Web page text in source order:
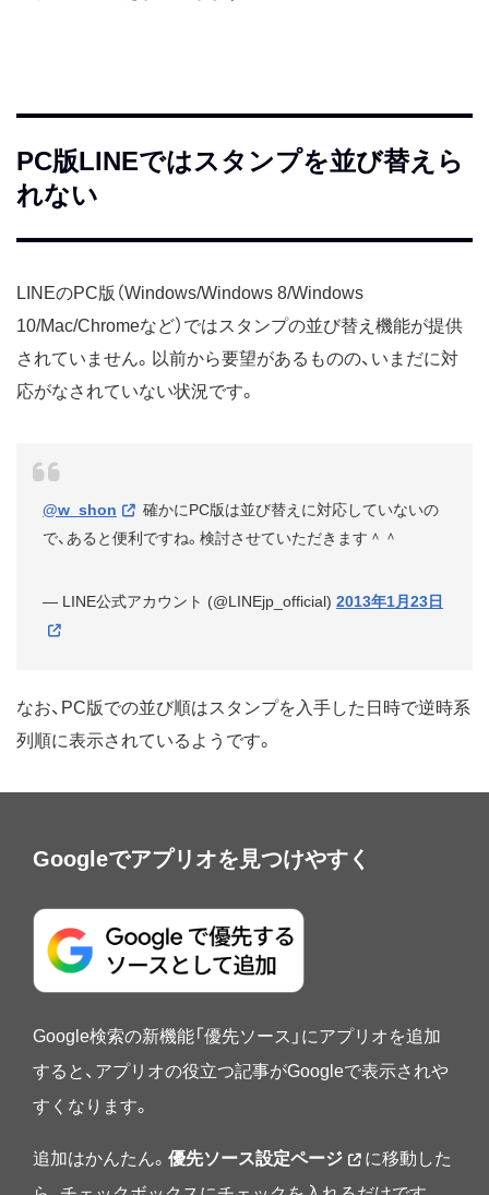
PC版LINEではスタンプを並び替えら
れない
LINEのPC版（Windows/Windows 8/Windows
10/Mac/Chromeなど）ではスタンプの並び替え機能が提供
されていません。以前から要望があるものの、いまだに対
応がなされていない状況です。
@w_shon
確かにPC版は並び替えに対応していないの
で、あると便利ですね。検討させていただきます＾＾
— LINE公式アカウント (@LINEjp_official) 2013年1月23日
なお、PC版での並び順はスタンプを入手した日時で逆時系
列順に表示されているようです。
Googleでアプリオを見つけやすく
Google検索の新機能「優先ソース」にアプリオを追加
すると、アプリオの役立つ記事がGoogleで表示されや
すくなります。
追加はかんたん。 優先ソース設定ページ
に移動した